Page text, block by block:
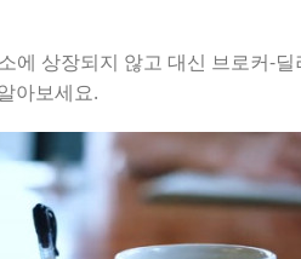
에 상장되지 않고 대신 브로커-
아보세요.